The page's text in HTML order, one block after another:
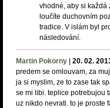
vhodné, aby si každá
loučíte duchovním
tradice. V islám byl
následování.
Martin Pokorny 20. 02.
predem se omlouvam, za
ja si myslim, ze to zase tak
se mi libi. teplice potrebujou
uz nikdo nevrati. to je proste